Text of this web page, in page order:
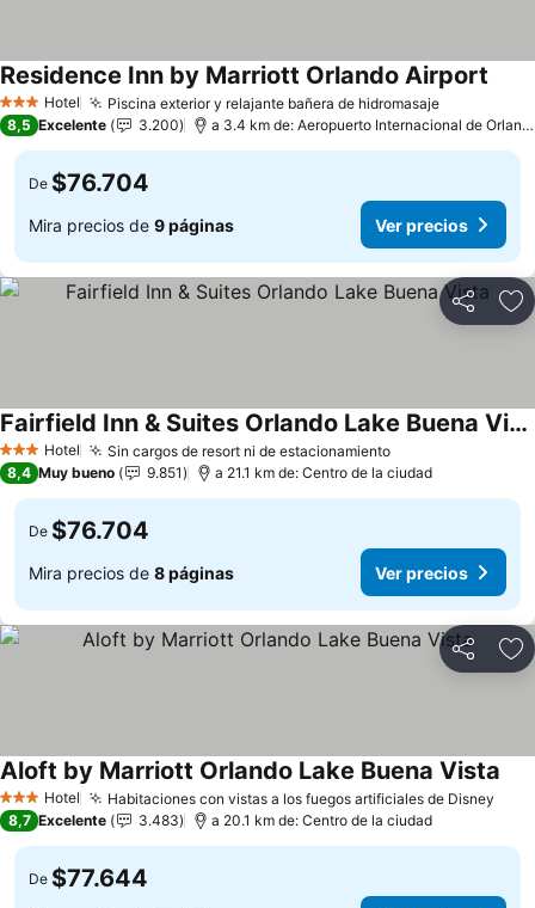
3 Estrellas
Hotel Piscina exterior y relajante bañera de hidromasajeVer
Residence Inn by Marriott Orlando Airport
8,5 Excelente 3.200 a 3.4 km de: Aeropuerto Internacional de
De $76.704
Mira precios de 9 páginas Ver precios
Compartir
3 Estrellas
Hotel Sin cargos de resort ni de estacionamientoVer precios
Fairfield Inn & Suites Orlando Lake Buena Vista
Ver precios
8,4 Muy bueno 9.851 a 21.1 km de: Centro de la ciudad
De $76.704
Mira precios de 8 páginas Ver precios
Compartir
3 Estrellas
Hotel Habitaciones con vistas a los fuegos artificiales de Disney
Aloft by Marriott Orlando Lake Buena Vista
8,7 Excelente 3.483 a 20.1 km de: Centro de la ciudad
De $77.644